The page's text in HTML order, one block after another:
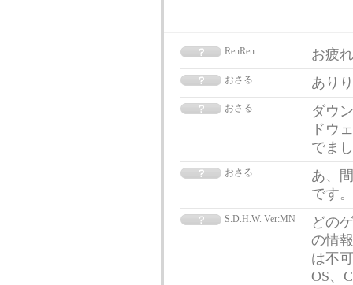
RenRen お疲
おさる あり
おさる
ダウ
ドウ
でま
おさる
あ、
です
S.D.H.W. Ver:MN
どの
の情
は不
OS、